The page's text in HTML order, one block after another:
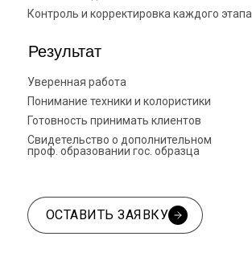
Результат
Контроль и корректировка каждого этапа
Уверенная работа
Понимание техники и колористики
Готовность принимать клиентов
Свидетельство о дополнительном
проф. образовании гос. образца
ОСТАВИТЬ ЗАЯВКУ